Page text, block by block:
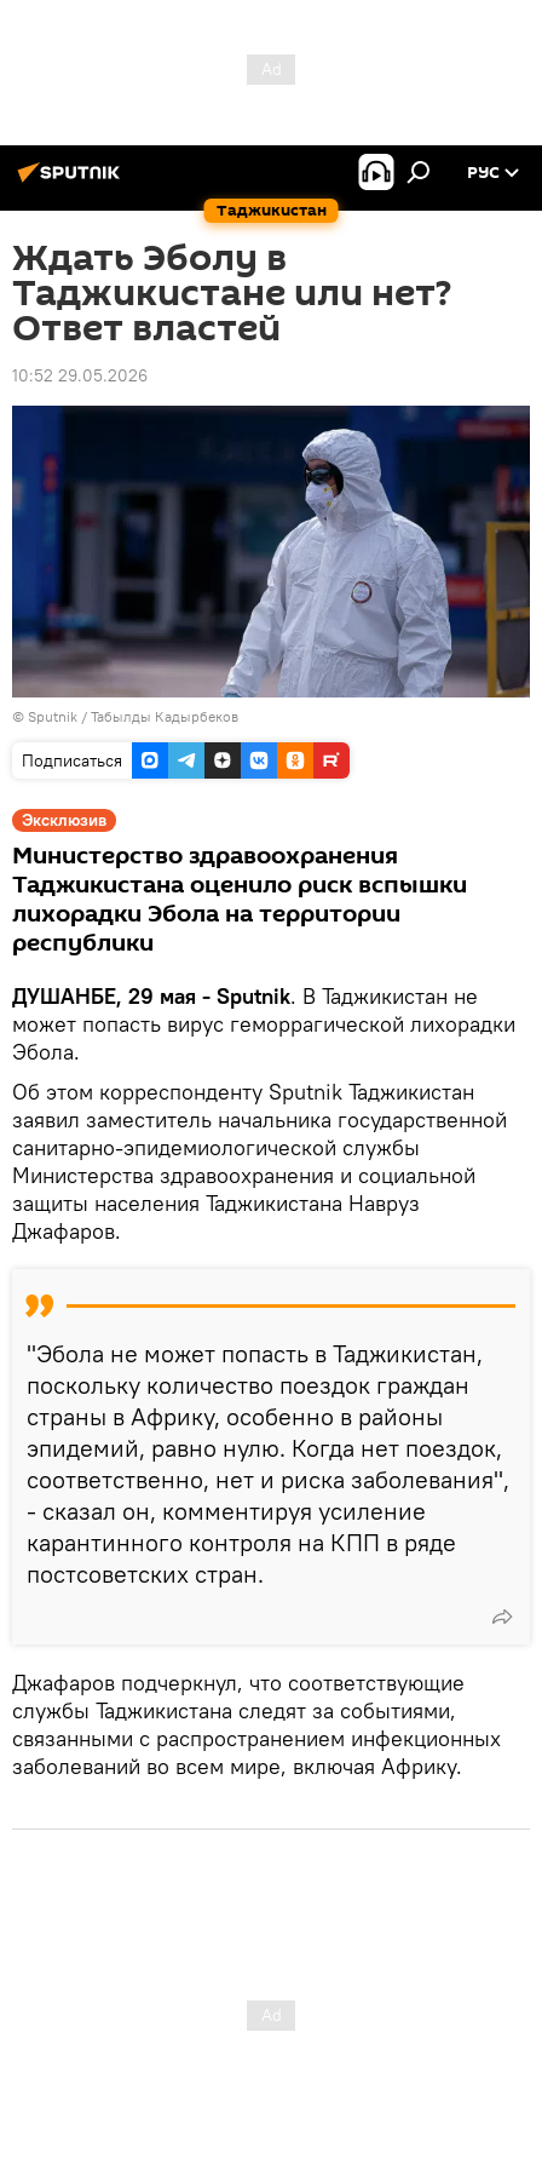
Таджикистан
РУС
Ждать Эболу в
Таджикистане или нет?
Ответ властей
10:52 29.05.2026
© Sputnik / Табылды Кадырбеков
Подписаться
Эксклюзив
Министерство здравоохранения
Таджикистана оценило риск вспышки
лихорадки Эбола на территории
республики
ДУШАНБЕ, 29 мая - Sputnik. В Таджикистан не
может попасть вирус геморрагической лихорадки
Эбола.
Об этом корреспонденту Sputnik Таджикистан
заявил заместитель начальника государственной
санитарно-эпидемиологической службы
Министерства здравоохранения и социальной
защиты населения Таджикистана Навруз
Джафаров.
"Эбола не может попасть в Таджикистан,
поскольку количество поездок граждан
страны в Африку, особенно в районы
эпидемий, равно нулю. Когда нет поездок,
соответственно, нет и риска заболевания",
- сказал он, комментируя усиление
карантинного контроля на КПП в ряде
постсоветских стран.
Джафаров подчеркнул, что соответствующие
службы Таджикистана следят за событиями,
связанными с распространением инфекционных
заболеваний во всем мире, включая Африку.